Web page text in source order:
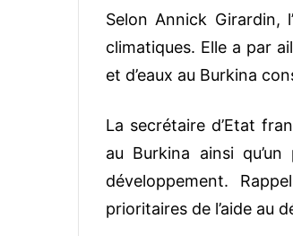
Selon Annick Girardin,
climatiques. Elle a par
et d’eaux au Burkina
La secrétaire d’Etat
au Burkina ainsi qu’un
développement.
prioritaires de l’aide au